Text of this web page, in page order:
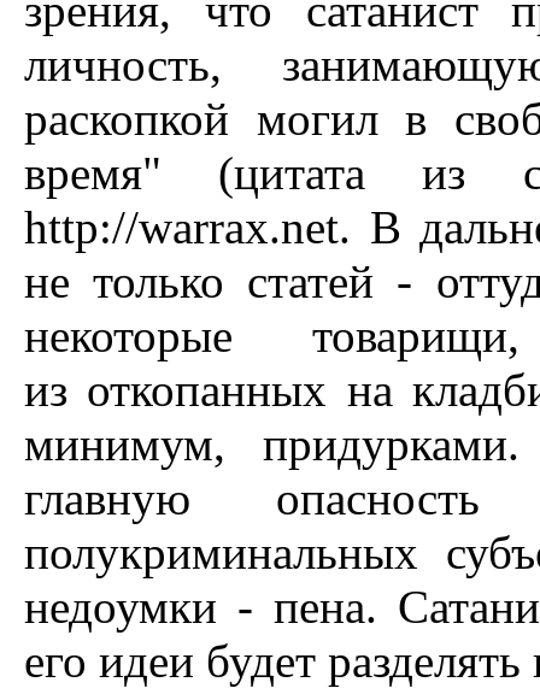
личность,
раскопкой могил в
время" (цитата из
http://warrax.net. В
не только статей -
некоторые
из откопанных на
минимум,
главную
полукриминальных
недоумки - пена.
его идеи будет